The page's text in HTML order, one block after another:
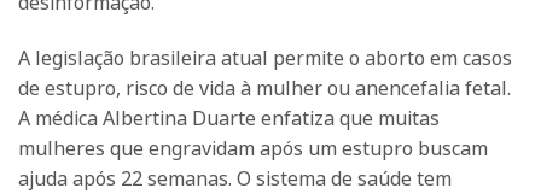
A legislação brasileira atual permite o aborto em casos
de estupro, risco de vida à mulher ou anencefalia fetal.
A médica Albertina Duarte enfatiza que muitas
mulheres que engravidam após um estupro buscam
ajuda após 22 semanas. O sistema de saúde tem